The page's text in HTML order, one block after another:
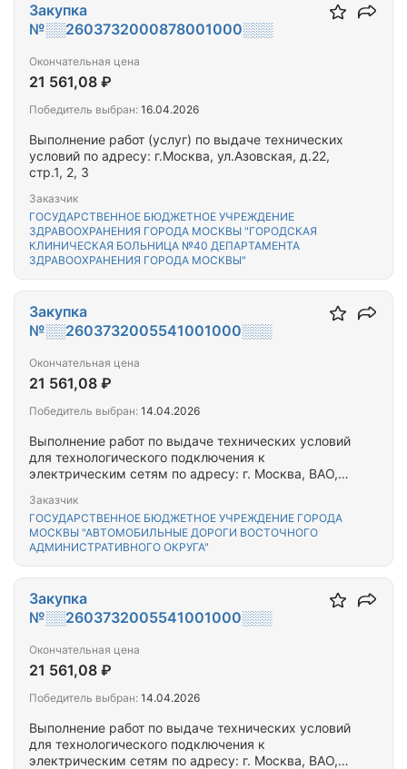
Выполнение работ (услуг) по выдаче технических
условий по адресу: г.Москва, ул.Азовская, д.22,
стр.1, 2, 3
Заказчик
ГОСУДАРСТВЕННОЕ БЮДЖЕТНОЕ УЧРЕЖДЕНИЕ
ЗДРАВООХРАНЕНИЯ ГОРОДА МОСКВЫ "ГОРОДСКАЯ
КЛИНИЧЕСКАЯ БОЛЬНИЦА №40 ДЕПАРТАМЕНТА
ЗДРАВООХРАНЕНИЯ ГОРОДА МОСКВЫ"
Закупка
№░░2603732000878001000░░░
Окончательная цена
21 561,08 ₽
Победитель выбран: 16.04.2026
Выполнение работ по выдаче технических условий
для технологического подключения к
электрическим сетям по адресу: г. Москва, ВАО,
Заказчик
ГОСУДАРСТВЕННОЕ БЮДЖЕТНОЕ УЧРЕЖДЕНИЕ ГОРОДА
МОСКВЫ "АВТОМОБИЛЬНЫЕ ДОРОГИ ВОСТОЧНОГО
АДМИНИСТРАТИВНОГО ОКРУГА"
Закупка
№░░2603732005541001000░░░
Окончательная цена
21 561,08 ₽
Победитель выбран: 14.04.2026
Выполнение работ по выдаче технических условий
для технологического подключения к
электрическим сетям по адресу: г. Москва, ВАО,
Закупка
№░░2603732005541001000░░░
Окончательная цена
21 561,08 ₽
Победитель выбран: 14.04.2026